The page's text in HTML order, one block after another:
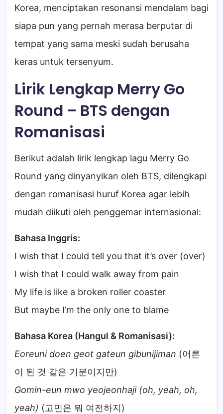
Korea, menciptakan resonansi mendalam bagi
siapa pun yang pernah merasa berputar di
tempat yang sama meski sudah berusaha
keras untuk tersenyum.
Lirik Lengkap Merry Go
Round – BTS dengan
Romanisasi
Berikut adalah lirik lengkap lagu Merry Go
Round yang dinyanyikan oleh BTS, dilengkapi
dengan romanisasi huruf Korea agar lebih
mudah diikuti oleh penggemar internasional:
Bahasa Inggris:
I wish that I could tell you that it’s over (over)
I wish that I could walk away from pain
My life is like a broken roller coaster
But maybe I’m the only one to blame
Bahasa Korea (Hangul & Romanisasi):
Eoreuni doen geot gateun gibunijiman (어른
이 된 것 같은 기분이지만)
Gomin-eun mwo yeojeonhaji (oh, yeah, oh,
yeah) (고민은 뭐 여전하지)